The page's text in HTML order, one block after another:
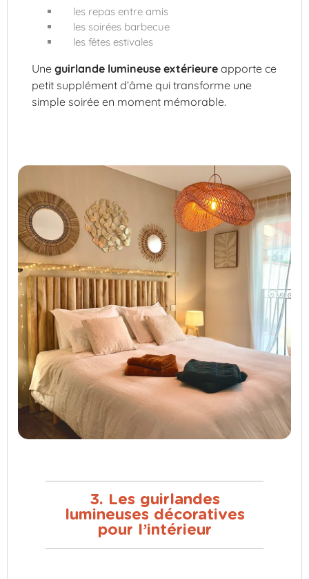
les repas entre amis
les soirées barbecue
les fêtes estivales
Une guirlande lumineuse extérieure apporte ce
petit supplément d’âme qui transforme une
simple soirée en moment mémorable.
3. Les guirlandes
lumineuses décoratives
pour l’intérieur